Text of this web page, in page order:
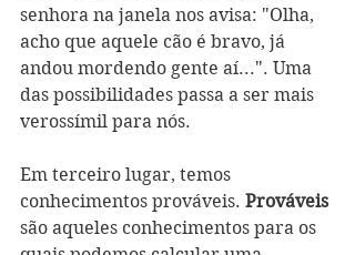
senhora na janela nos avisa: "Olha,
acho que aquele cão é bravo, já
andou mordendo gente aí...". Uma
das possibilidades passa a ser mais
verossímil para nós.
Em terceiro lugar, temos
conhecimentos prováveis. Prováveis
são aqueles conhecimentos para os